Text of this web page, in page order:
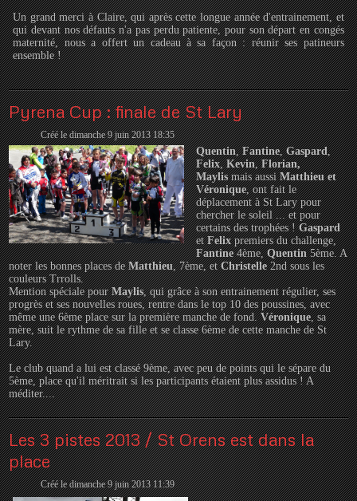
Un grand merci à Claire, qui après cette longue année d'entrainement, et
qui devant nos défautsn'a pas perdu patiente, pour son départ en congés
maternité, nous a offert un cadeau à sa façon : réunir ses patineurs
ensemble !
Pyrena Cup : finale de St Lary
Créé le dimanche 9 juin 2013 18:35
Quentin,Fantine,Gaspard,
Felix,Kevin,Florian,
Maylismais aussiMatthieuet
Véronique, ont fait le
déplacement à St Lary pour
chercher le soleil ... et pour
certains des trophées !Gaspard
etFelixpremiers du challenge,
Fantine4ème,Quentin5ème. A
noter les bonnes places deMatthieu, 7ème, etChristelle2nd sous les
couleurs Trrolls.
Mention spéciale pourMaylis, qui grâce à son entrainement régulier, ses
progrès et ses nouvelles roues, rentre dans le top 10 des poussines, avec
même une 6ème place sur la première manche de fond.Véronique, sa
mère, suit le rythme de sa fille et se classe 6ème de cette manche de St
Lary.
Le club quand a lui est classé 9ème, avec peu de points qui le sépare du
5ème, place qu'il méritrait si les participants étaient plus assidus ! A
méditer....
Les 3 pistes 2013 / St Orens est dans la
place
Créé le dimanche 9 juin 2013 11:39